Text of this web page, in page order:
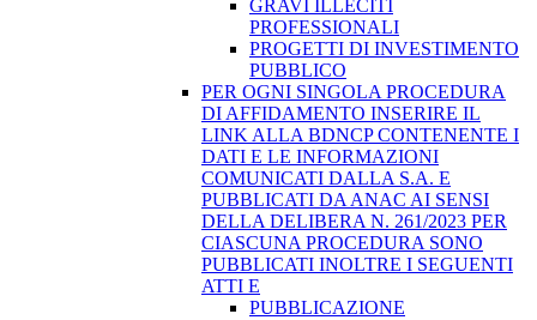
GRAVI ILLECITI
PROFESSIONALI
PROGETTI DI INVESTIMENTO
PUBBLICO
PER OGNI SINGOLA PROCEDURA
DI AFFIDAMENTO INSERIRE IL
LINK ALLA BDNCP CONTENENTE I
DATI E LE INFORMAZIONI
COMUNICATI DALLA S.A. E
PUBBLICATI DA ANAC AI SENSI
DELLA DELIBERA N. 261/2023 PER
CIASCUNA PROCEDURA SONO
PUBBLICATI INOLTRE I SEGUENTI
ATTI E
PUBBLICAZIONE